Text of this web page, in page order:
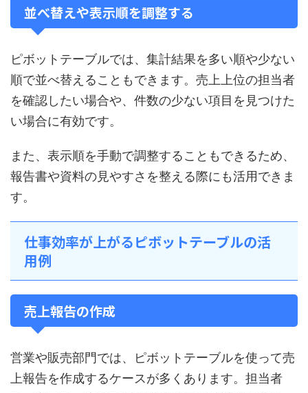
並べ替えや表示順を調整する
ピボットテーブルでは、集計結果を多い順や少ない
順で並べ替えることもできます。売上上位の担当者
を確認したい場合や、件数の少ない項目を見つけた
い場合に有効です。
また、表示順を手動で調整することもできるため、
報告書や資料の見やすさを整える際にも活用できま
す。
仕事効率が上がるピボットテーブルの活
用例
売上報告の作成
営業や販売部門では、ピボットテーブルを使って売
上報告を作成するケースが多くあります。担当者